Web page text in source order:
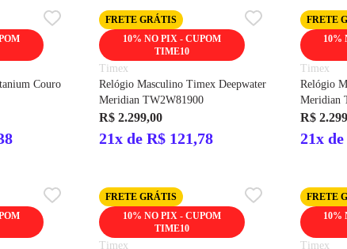
Couro
FRETE GRÁTIS
10% NO PIX - CUPOM
TIME10
Timex
Relógio Masculino Timex Deepwater
Meridian TW2W81900
R$ 2.299,00
21x de R$ 121,78
FRETE
10%
Timex
Relógio
Meridian
R$
21x
FRETE GRÁTIS
10% NO PIX - CUPOM
TIME10
Timex
FRETE
10%
Timex